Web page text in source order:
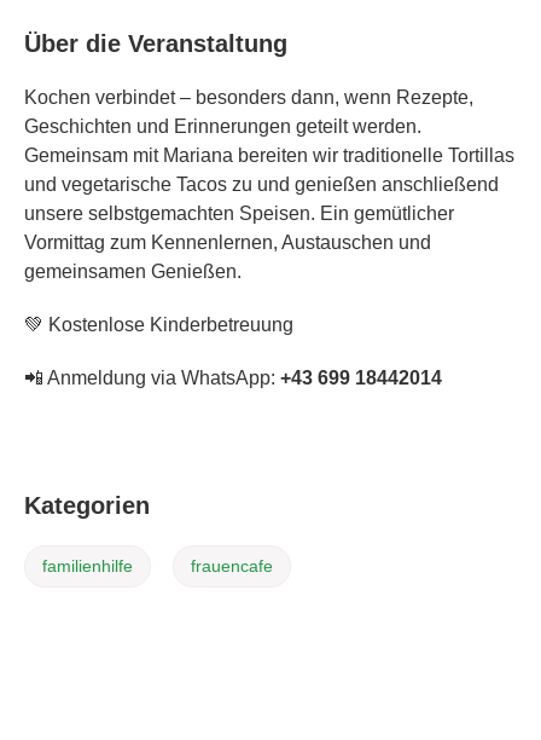
Über die Veranstaltung
Kochen verbindet – besonders dann, wenn Rezepte,
Geschichten und Erinnerungen geteilt werden.
Gemeinsam mit Mariana bereiten wir traditionelle Tortillas
und vegetarische Tacos zu und genießen anschließend
unsere selbstgemachten Speisen. Ein gemütlicher
Vormittag zum Kennenlernen, Austauschen und
gemeinsamen Genießen.
💚 Kostenlose Kinderbetreuung
📲 Anmeldung via WhatsApp: +43 699 18442014
Kategorien
familienhilfe frauencafe